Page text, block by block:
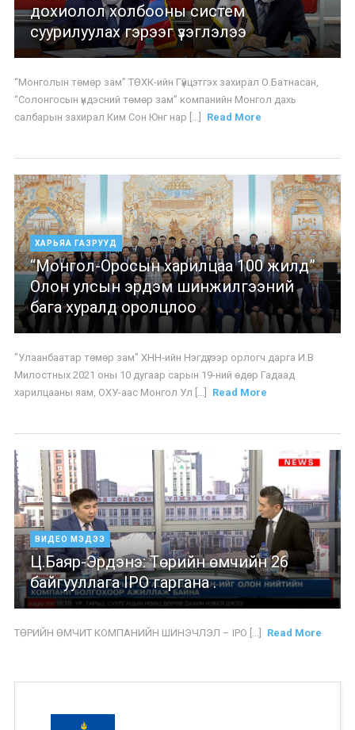
дохиолол холбооны систем
суурилуулах гэрээг үзэглэлээ
“Монголын төмөр зам” ТӨХК-ийн Гүйцэтгэх захирал О.Батнасан,
“Солонгосын үндэсний төмөр зам” компанийн Монгол дахь
салбарын захирал Ким Сон Юнг нар [...]
Read More
ХАРЬЯА ГАЗРУУД
“Монгол-Оросын харилцаа 100 жилд”
Олон улсын эрдэм шинжилгээний
бага хуралд оролцлоо
"Улаанбаатар төмөр зам" ХНН-ийн Нэгдүгээр орлогч дарга И.В
Милостных 2021 оны 10 дугаар сарын 19-ний өдөр Гадаад
харилцааны яам, ОХУ-аас Монгол Ул [...]
Read More
ВИДЕО МЭДЭЭ
Ц.Баяр-Эрдэнэ: Төрийн өмчийн 26
байгууллага IPO гаргана .
ТӨРИЙН ӨМЧИТ КОМПАНИЙН ШИНЭЧЛЭЛ – IPO [...] Read More